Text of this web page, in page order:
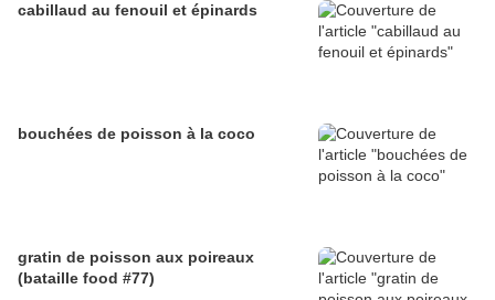
cabillaud au fenouil et épinards
bouchées de poisson à la coco
gratin de poisson aux poireaux
(bataille food #77)